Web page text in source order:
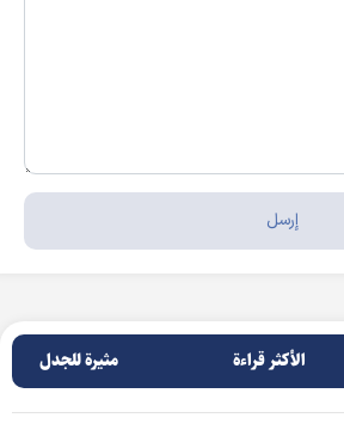
الأکثر قراءة مثيرة للجدل